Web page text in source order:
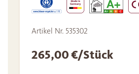
Artikel Nr. 535302
265,00 €/Stück